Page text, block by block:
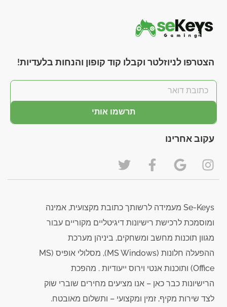
הצטרפו לניוזלטר וקבלו קוד קופון והנחות בלעדיות!
תרשמו אותי
עקוב אחרינו
Se-Keys מעמידה לרשותך כתובת מקצועית, אמינה
ומוסמכת לרכישת רישיונות דיגיטליים מקוריים עבור
מגוון תוכנות מחשב ומשחקים, ביניהן מערכת
ההפעלה חלונות (MS Windows), מסלולי אופיס (MS
Office) ותוכנות אנטי וירוס ייעודיות . מהפכת
הרישיונות כבר כאן – אנו מציעים מחירים שוברי שוק
לצד שירות מקיף, זמין ומקצועי – ותשלום מאובטח.